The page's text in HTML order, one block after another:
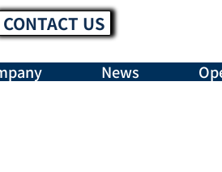
CONTACT US
News